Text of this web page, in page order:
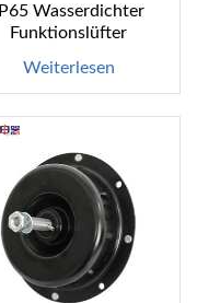
IP65 Wasserdichter
Funktionslüfter
Weiterlesen